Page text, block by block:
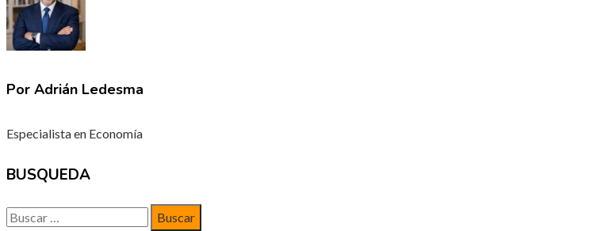
Por Adrián Ledesma
Especialista en Economía
BUSQUEDA
Buscar: